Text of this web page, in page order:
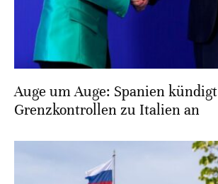
Auge um Auge: Spanien kündigt
Grenzkontrollen zu Italien an